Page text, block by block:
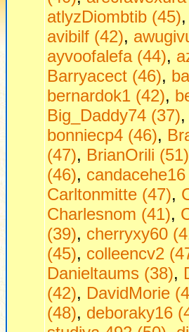
atlyzDiombtib (45),
avibilf (42),
ayvoofalefa (44),
Barryacect (46),
bernardok1 (42),
Big_Daddy74 (37),
bonniecp4 (46),
(47), BrianOrili (51)
(46),
Carltonmitte (47),
Charlesnom (41),
(39), cherryxy60
(45), colleencv2
Danieltaums (38),
(42), DavidMorie
(48), deboraky16